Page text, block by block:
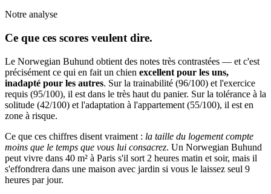
Notre analyse
Ce que ces scores veulent dire.
Le Norwegian Buhund obtient des notes très contrastées — et c'est
précisément ce qui en fait un chien excellent pour les uns,
inadapté pour les autres. Sur la trainabilité (96/100) et l'exercice
requis (95/100), il est dans le très haut du panier. Sur la tolérance à la
solitude (42/100) et l'adaptation à l'appartement (55/100), il est en
zone à risque.
Ce que ces chiffres disent vraiment : la taille du logement compte
moins que le temps que vous lui consacrez. Un Norwegian Buhund
peut vivre dans 40 m² à Paris s'il sort 2 heures matin et soir, mais il
s'effondrera dans une maison avec jardin si vous le laissez seul 9
heures par jour.